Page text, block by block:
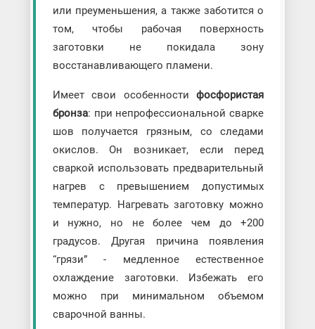
или преуменьшения, а также заботится о
том, чтобы рабочая поверхность
заготовки не покидала зону
восстанавливающего пламени.
Имеет свои особенностифосфористая
бронза: при непрофессиональной сварке
шов получается грязным, со следами
окислов. Он возникает, если перед
сваркой использовать предварительный
нагрев с превышением допустимых
температур. Нагревать заготовку можно
и нужно, но не более чем до +200
градусов. Другая причина появления
“грязи” - медленное естественное
охлаждение заготовки. Избежать его
можно при минимальном объемом
сварочной ванны.